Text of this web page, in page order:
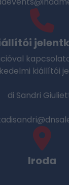
kiállítói
di Sandri
Iroda